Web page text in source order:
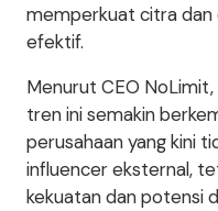
memperkuat citra dan
efektif.
Menurut CEO
tren ini semakin
perusahaan yang kini
influencer eksternal,
kekuatan dan potensi